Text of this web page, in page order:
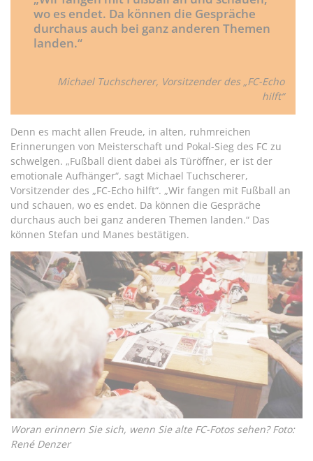
wo es endet. Da können die Gespräche
durchaus auch bei ganz anderen Themen
landen.“
Michael Tuchscherer, Vorsitzender des „FC-Echo
hilft“
Denn es macht allen Freude, in alten, ruhmreichen
Erinnerungen von Meisterschaft und Pokal-Sieg des FC zu
schwelgen. „Fußball dient dabei als Türöffner, er ist der
emotionale Aufhänger“, sagt Michael Tuchscherer,
Vorsitzender des „FC-Echo hilft“. „Wir fangen mit Fußball an
und schauen, wo es endet. Da können die Gespräche
durchaus auch bei ganz anderen Themen landen.“ Das
können Stefan und Manes bestätigen.
Woran erinnern Sie sich, wenn Sie alte FC-Fotos sehen? Foto:
René Denzer